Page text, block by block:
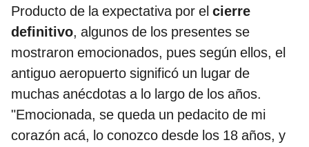
Producto de la expectativa por el cierre
definitivo, algunos de los presentes se
mostraron emocionados, pues según ellos, el
antiguo aeropuerto significó un lugar de
muchas anécdotas a lo largo de los años.
"Emocionada, se queda un pedacito de mi
corazón acá, lo conozco desde los 18 años, y